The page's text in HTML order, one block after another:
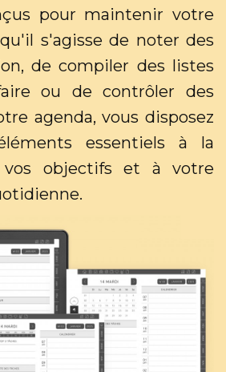
pour maintenir votre
s'agisse de noter des
de compiler des listes
ou de contrôler des
agenda, vous disposez
essentiels à la
vos objectifs et à votre